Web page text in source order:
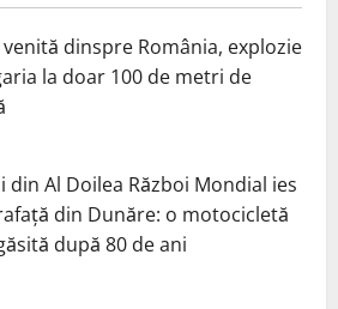
dinspre România, explozie
la doar 100 de metri de
din Al Doilea Război Mondial ies
din Dunăre: o motocicletă
după 80 de ani